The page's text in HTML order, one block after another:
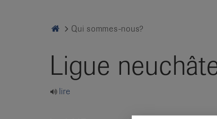
Home
Qui sommes-nous?
Ligue
lire